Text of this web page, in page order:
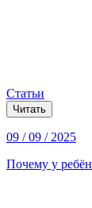
Статьи
Читать
09 / 09 / 2025
Почему у